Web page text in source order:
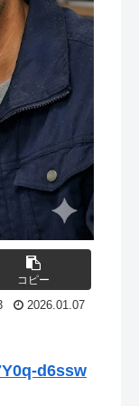
コピー
2026.01.07
d6ssw